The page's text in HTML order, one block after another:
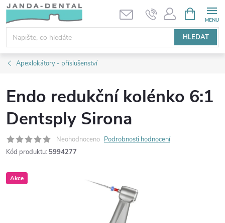
Přejít
obsah
HLEDAT
NÁKUPNÍ
KOŠÍK
Apexlokátory - příslušenství
Endo redukční kolénko 6:1
Dentsply Sirona
Neohodnoceno Podrobnosti hodnocení
Kód produktu: 5994277
Akce